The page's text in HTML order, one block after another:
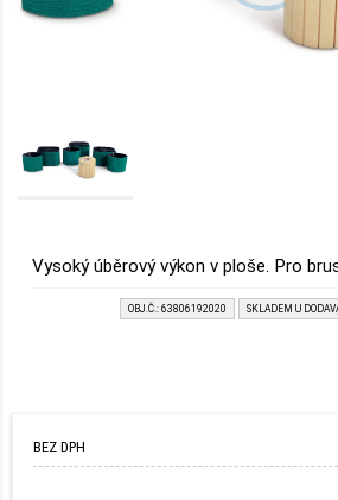
Vysoký úběrový výkon v ploše. Pro
OBJ.Č.: 63806192020 SKLADEM U
BEZ DPH